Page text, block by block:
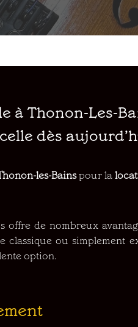
à Thonon-Les-
dès
les-Bainspour la
offre de nombreux
classique ou simplement
option.